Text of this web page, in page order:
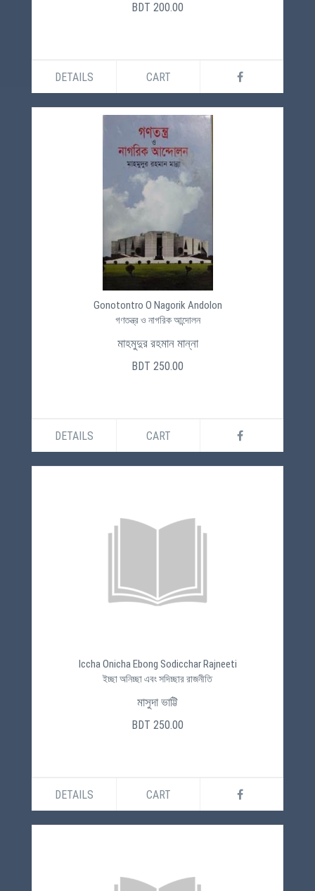
BDT 200.00
DETAILS CART
Gonotontro O Nagorik Andolon
গণতন্ত্র ও নাগরিক আন্দোলন
মাহমুদুর রহমান মান্না
BDT 250.00
DETAILS CART
Iccha Onicha Ebong Sodicchar Rajneeti
ইচ্ছা অনিচ্ছা এবং সদিচ্ছার রাজনীতি
মাসুদা ভাট্টি
BDT 250.00
DETAILS CART